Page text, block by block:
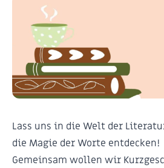
Lass uns in die Welt der
die Magie der Worte entdecken!
Gemeinsam wollen wir